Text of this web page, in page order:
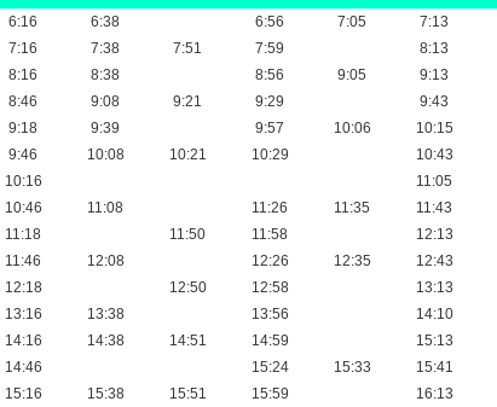
6:16 6:38 6:56 7:05 7:13
7:16 7:38 7:51 7:59 8:13
8:16 8:38 8:56 9:05 9:13
8:46 9:08 9:21 9:29 9:43
9:18 9:39 9:57 10:06 10:15
9:46 10:08 10:21 10:29 10:43
10:16 11:05
10:46 11:08 11:26 11:35 11:43
11:18 11:50 11:58 12:13
11:46 12:08 12:26 12:35 12:43
12:18 12:50 12:58 13:13
13:16 13:38 13:56 14:10
14:16 14:38 14:51 14:59 15:13
14:46 15:24 15:33 15:41
15:16 15:38 15:51 15:59 16:13